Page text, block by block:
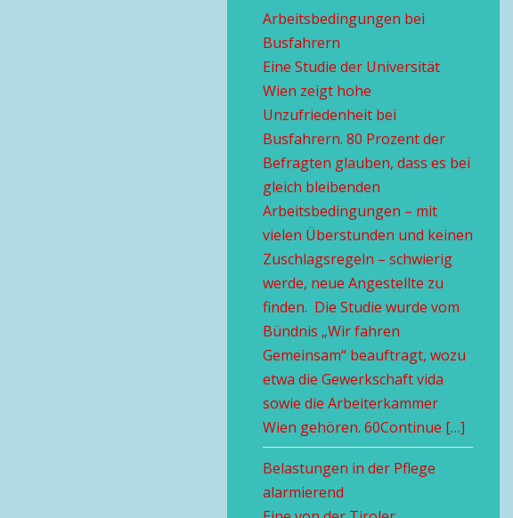
Arbeitsbedingungen bei
Busfahrern
Eine Studie der Universität
Wien zeigt hohe
Unzufriedenheit bei
Busfahrern. 80 Prozent der
Befragten glauben, dass es bei
gleich bleibenden
Arbeitsbedingungen – mit
vielen Überstunden und keinen
Zuschlagsregeln – schwierig
werde, neue Angestellte zu
finden. Die Studie wurde vom
Bündnis „Wir fahren
Gemeinsam“ beauftragt, wozu
etwa die Gewerkschaft vida
sowie die Arbeiterkammer
Wien gehören. 60Continue […]
Belastungen in der Pflege
alarmierend